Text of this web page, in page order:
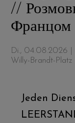
//
Францом
Di., 04.08.2026
Willy-Brandt-
Jeden